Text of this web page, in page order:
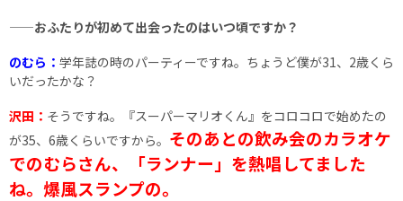
——おふたりが初めて出会ったのはいつ頃ですか？
のむら： 学年誌の時のパーティーですね。ちょうど僕が31、2歳くら
いだったかな？
沢田： そうですね。『スーパーマリオくん』をコロコロで始めたの
が35、6歳くらいですから。 そのあとの飲み会のカラオケ
でのむらさん、「ランナー」を熱唱してました
ね。爆風スランプの。